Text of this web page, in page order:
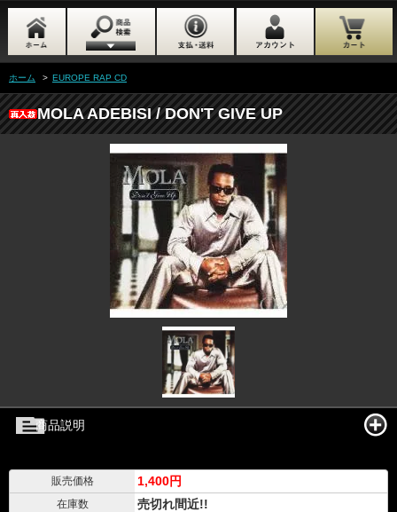
ホーム > EUROPE RAP CD
MOLA ADEBISI / DON'T GIVE UP
商品説明
販売価格 1,400円
在庫数 売切れ間近!!